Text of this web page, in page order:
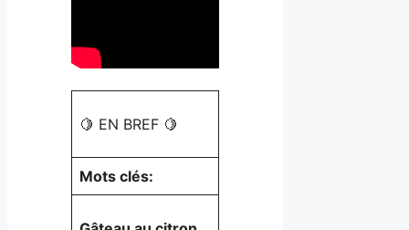
🍋 EN BREF 🍋
Mots clés: